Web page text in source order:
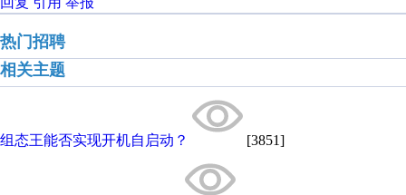
热门招聘
相关主题
组态王能否实现开机自启动？ [3851]